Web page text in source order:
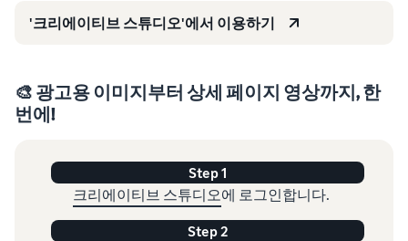
'크리에이티브 스튜디오'에서 이용하기
🎨 광고용 이미지부터 상세 페이지 영상까지, 한
번에!
Step 1
크리에이티브 스튜디오에 로그인합니다.
Step 2